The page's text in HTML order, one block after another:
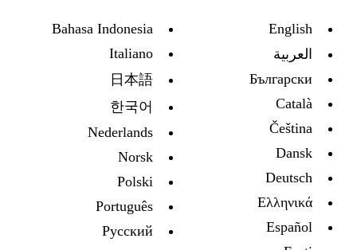
English
العربية
Български
Català
Čeština
Dansk
Deutsch
Ελληνικά
Español
Bahasa Indonesia
Italiano
日本語
한국어
Nederlands
Norsk
Polski
Português
Русский